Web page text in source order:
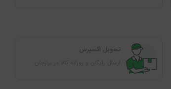
ﺗﺤﻮﯾﻞ اﮐﺴﭙﺮس